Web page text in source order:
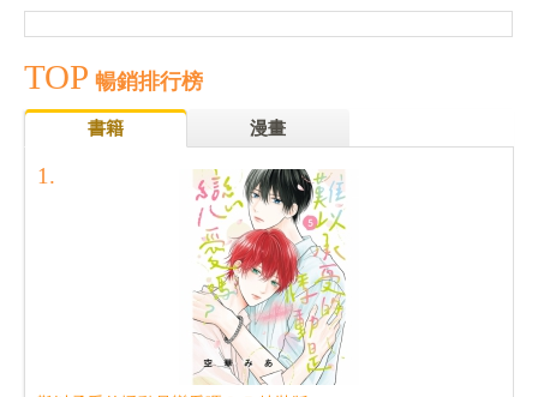
TOP 暢銷排行榜
書籍 漫畫